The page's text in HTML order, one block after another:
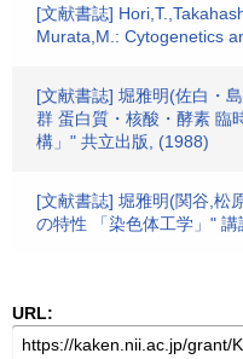
[文献書誌]
Murata,M.: Cytogenetics
[文献書誌] 堀雅明(佐白・
群 蛋白質・核酸・酵素 臨
構」" 共立出版, (1988)
[文献書誌] 堀雅明(関谷,松
の特性 「染色体工学」"
URL: